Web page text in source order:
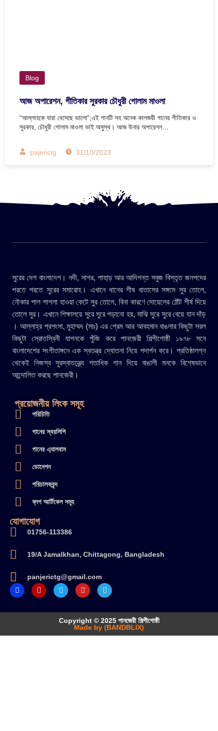
Blog
আজ অপারেশন, গীতিকার সুরকার চৌধুরী গোলাম মাওলা
“আল্লাহকে যারা বেসেছে ভালো”;এই গানটি সহ অনেক কালজয়ী গানের গীতিকার ও
সুরকার, চৌধুরী গোলাম মাওলা ভাই অসুস্থ। আজ উনার অপারেশন…
pajerictg 31/10/2023
সুরের দেশ বাংলাদেশ। নদী, সাগর, পাহাড় আর আদিগন্ত সবুজ বিস্তৃত জনপদের
পরতে পরতে সুরের সমারোহ। এখানে ধানের শীষ বাতাসের সঙ্গমে সুর তোলে,
নৌকার পাল পাগলা হাওয়া কেটে সুর তোলে, বিনা কারণে দোয়েলের ঠোঁট শীর্ষ দিয়ে
তোলে সুর। এখানে শিক্ষালয়ে সুরে সুরে পড়ানো হয়, মাঝি সুরে সুরে বেয়ে যান দাঁড়
। আল্লাহ্র প্রশংসা, মুহাম্মদ (সাঃ) এর প্রেম আর আবহমান বাঙলার কিছুটা সরল
কিছুটা স্রোতস্বিনী যাপনকে পুঁজি করে পানজেরী শিল্পীগোষ্ঠী ১৯৭৮ সনে
বাংলাদেশের সংগীতাঙ্গনে এক স্বতন্ত্র দ্যোতনা নিয়ে পদার্পন করে। প্রতিষ্ঠালগ্ন
থেকেই নিজস্ব সুরস্বাতন্ত্র্যে শতাধিক গান দিয়ে বাঙালী মনকে বিশেষভাবে
আন্দোলিত করছে পানজেরী।
প্রয়োজনীয় লিংক সমূহ
পরিচিতি
গানের স্বরলিপি
গানের এ্যালবাম
ডোনেশন
পরিচালকবৃন্দ
ব্লগ আর্টিকেল সমূহ
যোগাযোগ
01756-113386
19/A Jamalkhan, Chittagong, Bangladesh
panjerictg@gmail.com
Copyright © 2025 পানজেরী শিল্পীগোষ্ঠী
Made by (BANDBLIX)